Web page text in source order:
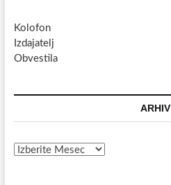
Kolofon
Izdajatelj
Obvestila
ARHIV
Arhiv